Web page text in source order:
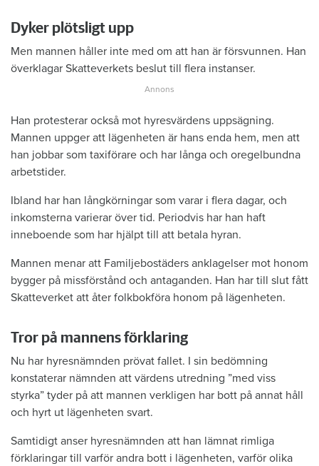
Dyker plötsligt upp
Men mannen håller inte med om att han är försvunnen. Han
överklagar Skatteverkets beslut till flera instanser.
Han protesterar också mot hyresvärdens uppsägning.
Mannen uppger att lägenheten är hans enda hem, men att
han jobbar som taxiförare och har långa och oregelbundna
arbetstider.
Ibland har han långkörningar som varar i flera dagar, och
inkomsterna varierar över tid. Periodvis har han haft
inneboende som har hjälpt till att betala hyran.
Mannen menar att Familjebostäders anklagelser mot honom
bygger på missförstånd och antaganden. Han har till slut fått
Skatteverket att åter folkbokföra honom på lägenheten.
Tror på mannens förklaring
Nu har hyresnämnden prövat fallet. I sin bedömning
konstaterar nämnden att värdens utredning ”med viss
styrka” tyder på att mannen verkligen har bott på annat håll
och hyrt ut lägenheten svart.
Samtidigt anser hyresnämnden att han lämnat rimliga
förklaringar till varför andra bott i lägenheten, varför olika